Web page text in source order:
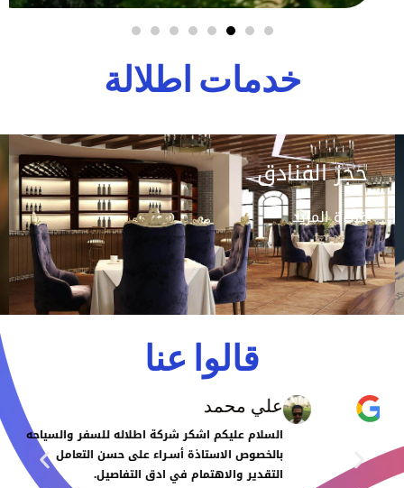
خدمات اطلالة
حجز الفنادق
قراءة المزيد
قالوا عنا
علي محمد
السلام عليكم اشكر شركة اطلاله للسفر والسياحه
بالخصوص الاستاذة أسـراء على حسن التعامل
التقدير والاهتمام في ادق التفاصيل.